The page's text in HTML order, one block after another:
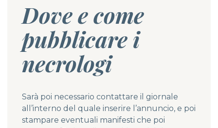
Dove e come
pubblicare i
necrologi
Sarà poi necessario contattare il giornale
all’interno del quale inserire l’annuncio, e poi
stampare eventuali manifesti che poi